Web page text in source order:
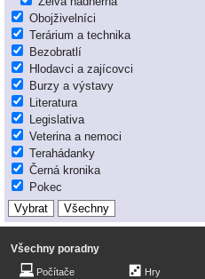
Obojživelníci
Terárium a technika
Bezobratlí
Hlodavci a zajícovci
Burzy a výstavy
Literatura
Legislativa
Veterina a nemoci
Terahádanky
Černá kronika
Pokec
Všechny poradny
Počítače
Hry